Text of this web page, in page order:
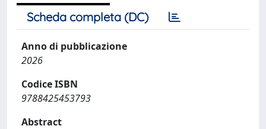
Scheda completa (DC)
Anno di pubblicazione
2026
Codice ISBN
9788425453793
Abstract